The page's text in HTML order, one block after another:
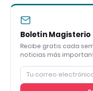
Boletín Magisterio
Recibe gratis cada
noticias más